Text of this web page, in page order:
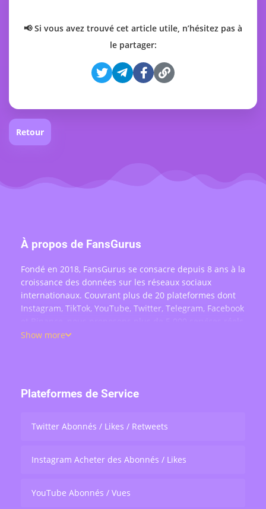
📢 Si vous avez trouvé cet article utile, n’hésitez pas à
le partager:
Retour
À propos de FansGurus
Fondé en 2018, FansGurus se consacre depuis 8 ans à la
croissance des données sur les réseaux sociaux
internationaux. Couvrant plus de 20 plateformes dont
Instagram, TikTok, YouTube, Twitter, Telegram, Facebook
: achat d'abonnés, likes, commentaires, vues, partages
Show more
Plateformes de Service
Twitter Abonnés / Likes / Retweets
Instagram Acheter des Abonnés / Likes
YouTube Abonnés / Vues